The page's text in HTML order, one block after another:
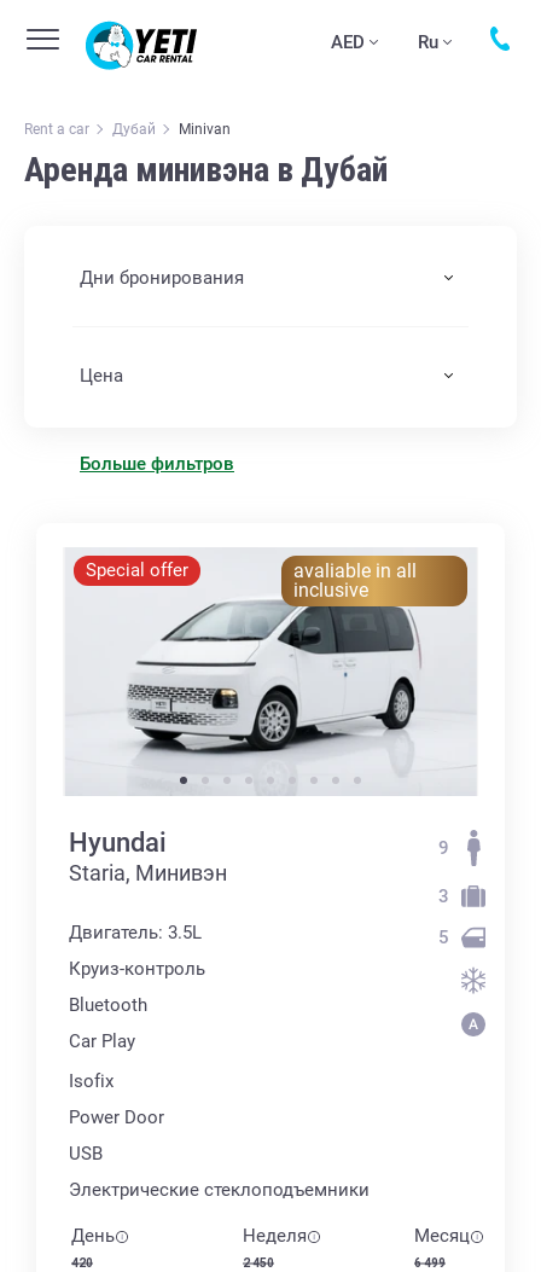
AED Ru
Rent a car Дубай Minivan
Аренда минивэна в Дубай
Дни бронирования
Цена
Больше фильтров
Special offer
avaliable in all
inclusive
Hyundai
Staria, Минивэн
Двигатель: 3.5L
Круиз-контроль
Bluetooth
Car Play
Isofix
Power Door
USB
Электрические стеклоподъемники
9
3
5
День
420
Неделя
2 450
Месяц
6 499